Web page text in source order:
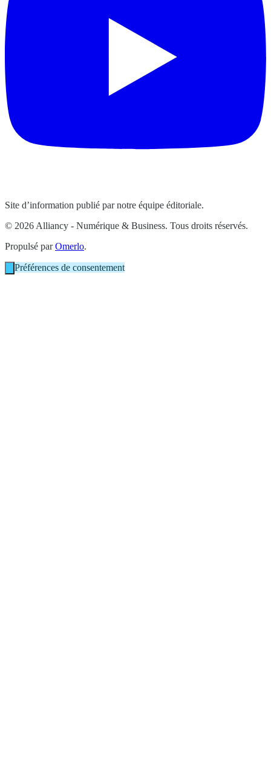
Site d’information publié par notre équipe éditoriale.
© 2026 Alliancy - Numérique & Business. Tous droits réservés.
Propulsé parOmerlo.
Préférences de consentement